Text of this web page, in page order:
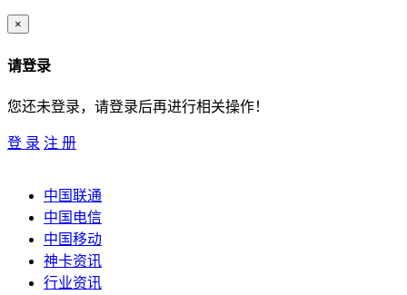
×
请登录
您还未登录，请登录后再进行相关操作！
登 录 注 册
中国联通
中国电信
中国移动
神卡资讯
行业资讯